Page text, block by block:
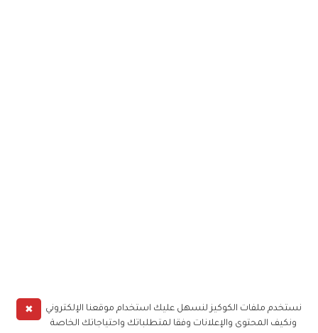
✖
نستخدم ملفات الكوكيز لنسهل عليك استخدام موقعنا الإلكتروني
ونكيف المحتوى والإعلانات وفقا لمتطلباتك واحتياجاتك الخاصة